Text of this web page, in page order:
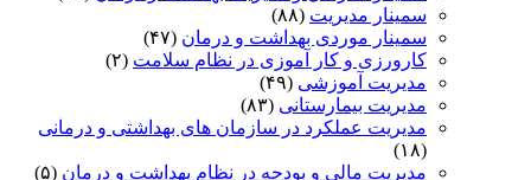
سمینار مدیریت (۸۸)
سمینار موردی بهداشت و درمان (۴۷)
کارورزی و کار آموزی در نظام سلامت (۲)
مدیریت آموزشی (۴۹)
مدیریت بیمارستانی (۸۳)
مدیریت عملکرد در سازمان های بهداشتی و درمانی
(۱۸)
مدیریت مالی و بودجه در نظام بهداشت و درمان (۵)